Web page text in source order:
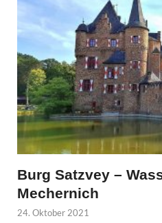
Burg Satzvey –
Mechernich
24. Oktober 2021